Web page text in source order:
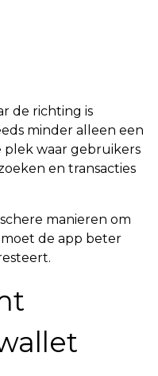
de richting is
minder alleen een
plek waar gebruikers
en transacties
manieren om
de app beter